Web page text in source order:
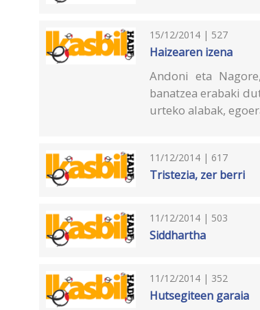
15/12/2014 | 527
Haizearen izena
Andoni eta
banatzea erabaki
urteko alabak,
11/12/2014 | 617
Tristezia, zer berri
11/12/2014 | 503
Siddhartha
11/12/2014 | 352
Hutsegiteen garaia